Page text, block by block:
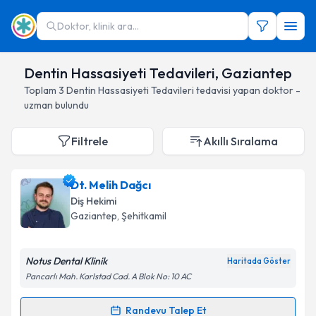
Doktor, klinik ara...
Dentin Hassasiyeti Tedavileri, Gaziantep
Toplam 3 Dentin Hassasiyeti Tedavileri tedavisi yapan doktor -
uzman bulundu
Filtrele Akıllı Sıralama
Dt. Melih Dağcı
Diş Hekimi
Gaziantep, Şehitkamil
Notus Dental Klinik Haritada Göster
Pancarlı Mah. Karlstad Cad. A Blok No: 10 AC
Randevu Talep Et